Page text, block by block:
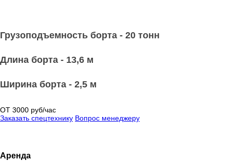
Грузоподъемность борта - 20 тонн
Длина борта - 13,6 м
Ширина борта - 2,5 м
ОТ 3000 руб/час
Заказать спецтехнику Вопрос менеджеру
Аренда